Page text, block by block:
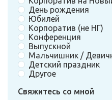
День рождения
Юбилей
Корпоратив (не НГ)
Конференция
Выпускной
Мальчишник /
Детский праздник
Другое
Свяжитесь со мной